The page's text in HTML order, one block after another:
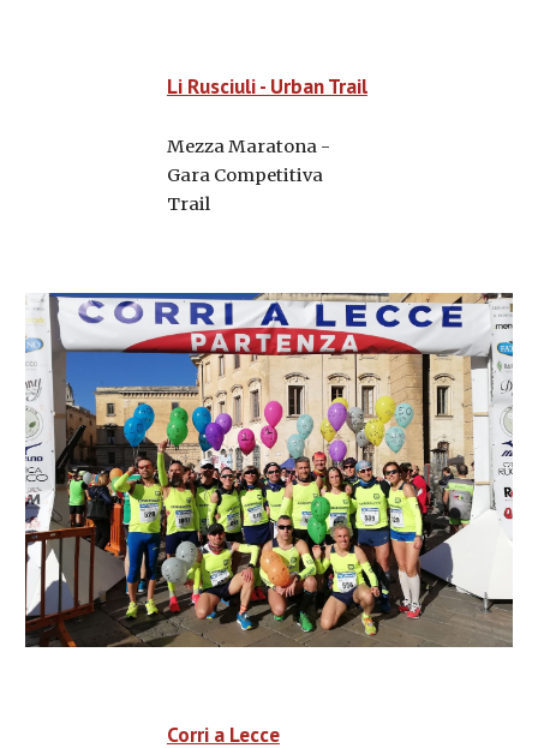
Li Rusciuli - Urban Trail
Mezza Maratona -
Gara Competitiva
Trail
Corri a Lecce